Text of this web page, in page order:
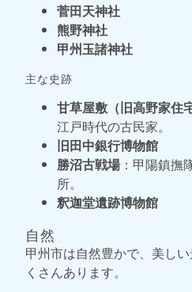
菅田天神社
熊野神社
甲州玉諸神社
主な史跡
甘草屋敷（旧高野家住
江戸時代の古民家。
旧田中銀行博物館
勝沼古戦場：甲陽鎮撫
所。
釈迦堂遺跡博物館
自然
甲州市は自然豊かで、美し
くさんあります。